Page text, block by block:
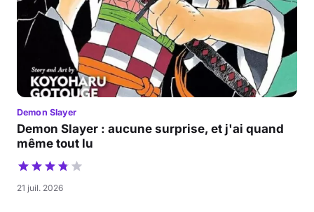
Demon Slayer
Demon Slayer : aucune surprise, et j'ai quand
même tout lu
21 juil. 2026